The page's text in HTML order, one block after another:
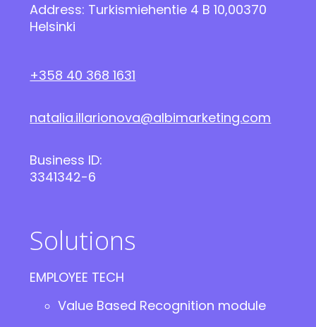
Address: Turkismiehentie 4 B 10,00370
Helsinki
+358 40 368 1631
natalia.illarionova@albimarketing.com
Business ID:
3341342-6
Solutions
EMPLOYEE TECH
Value Based Recognition module